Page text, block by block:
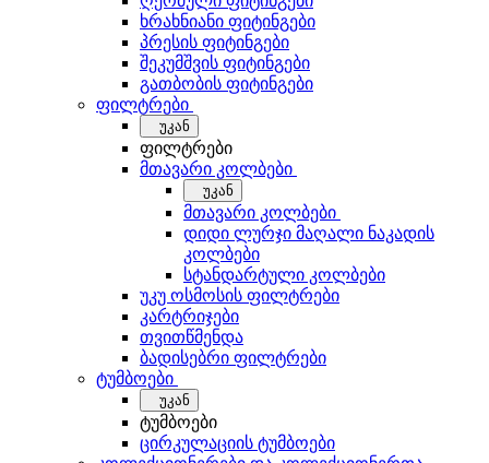
ხრახნიანი ფიტინგები
პრესის ფიტინგები
შეკუმშვის ფიტინგები
გათბობის ფიტინგები
ფილტრები
უკან
ფილტრები
მთავარი კოლბები
უკან
მთავარი კოლბები
დიდი ლურჯი მაღალი ნაკადის
კოლბები
სტანდარტული კოლბები
უკუ ოსმოსის ფილტრები
კარტრიჯები
თვითწმენდა
ბადისებრი ფილტრები
ტუმბოები
უკან
ტუმბოები
ცირკულაციის ტუმბოები